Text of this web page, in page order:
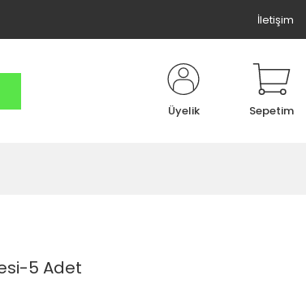
İletişim
Üyelik Sepetim
5 Adet